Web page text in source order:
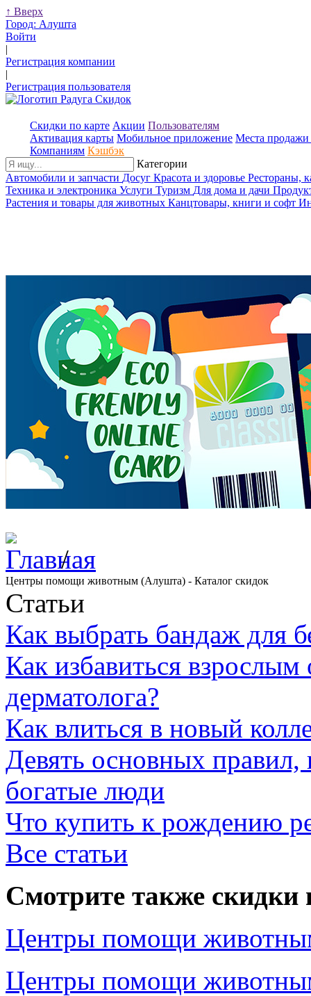
↑ Вверх
Город: Алушта
Войти
|
Регистрация компании
|
Регистрация пользователя
Скидки по карте Акции Пользователям
Активация карты Мобильное приложение Места продажи
Компаниям Кэшбэк
Категории
Автомобили и запчасти Досуг Красота и здоровье Рестораны,
Техника и электроника Услуги Туризм Для дома и дачи
Растения и товары для животных Канцтовары, книги и софт
/
Центры помощи животным (Алушта) - Каталог скидок
Статьи
Как выбрать бандаж для
Как избавиться
дерматолога?
Как влиться в новый
Девять основных
богатые люди
Что купить к рождению
Все статьи
Смотрите также скидки
Центры помощи
Центры помощи